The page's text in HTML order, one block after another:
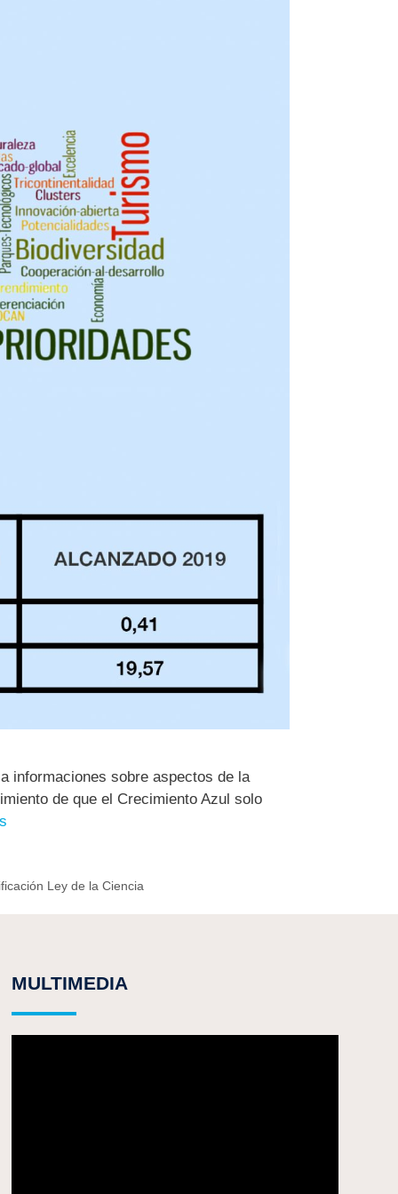
informaciones sobre aspectos de la
de que el Crecimiento Azul solo
Ley de la Ciencia
MULTIMEDIA